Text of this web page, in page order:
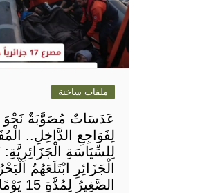
ملفات ساخنة
عَدَسَاتٌ مُصَوَّبَةٌ نَحْوَ
لِفَوَاجِعِ الدَّاخِلِ..
الْجَزَائِرِ ابْتَلَعَهُمُ
الصَّغِيرُ لِمُدَّةِ 15 يَوْمًا مُتَوَاصِلَةً